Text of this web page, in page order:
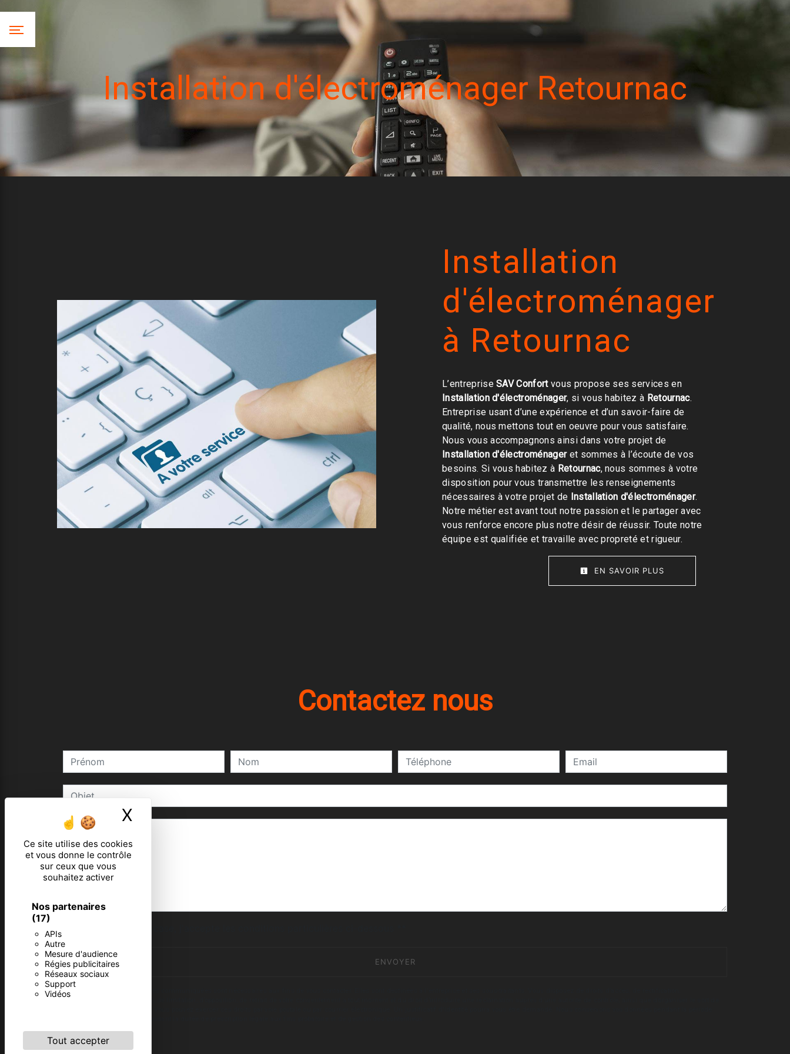
Ce site utilise des cookies
et vous donne le contrôle
sur ceux que vous
souhaitez activer
Nos partenaires
(17)
APIs
Autre
Mesure d'audience
Régies publicitaires
Réseaux sociaux
Support
Vidéos
Tout accepter
X Masquer le bandeau des cookies
Installation d'électroménager Retournac
Installation
d'électroménager
à Retournac
L’entrepriseSAV Confortvous propose ses services en
Installation d'électroménager, si vous habitez à Retournac.
Entreprise usant d’une expérience et d’un savoir-faire de
qualité, nous mettons tout en oeuvre pour vous satisfaire.
Nous vous accompagnons ainsi dans votre projet de
Installation d'électroménageret sommes à l’écoute de vos
besoins. Si vous habitez à Retournac, nous sommes à votre
disposition pour vous transmettre les renseignements
nécessaires à votre projet de Installation d'électroménager.
Notre métier est avant tout notre passion et le partager avec
vous renforce encore plus notre désir de réussir. Toute notre
équipe est qualifiée et travaille avec propreté et rigueur.
EN SAVOIR PLUS
Contactez nous
ENVOYER
** Les données personnelles communiquées sont nécessaires aux fins de vous contacter. Elles sont destinées à l'entreprise et ses sous-traitants. Vous disposez de droits d’accès, de rectification,